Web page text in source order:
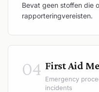
Bevat geen stoffen die
rapporteringvereisten.
04 First Aid
Emergency
incidents